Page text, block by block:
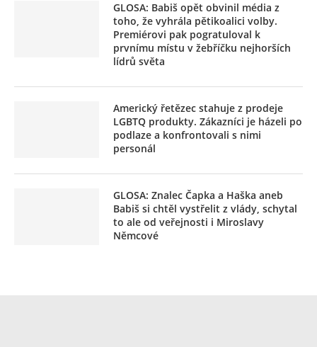
GLOSA: Babiš opět obvinil média z
toho, že vyhrála pětikoalici volby.
Premiérovi pak pogratuloval k
prvnímu místu v žebříčku nejhorších
lídrů světa
Americký řetězec stahuje z prodeje
LGBTQ produkty. Zákazníci je házeli po
podlaze a konfrontovali s nimi
personál
GLOSA: Znalec Čapka a Haška aneb
Babiš si chtěl vystřelit z vlády, schytal
to ale od veřejnosti i Miroslavy
Němcové